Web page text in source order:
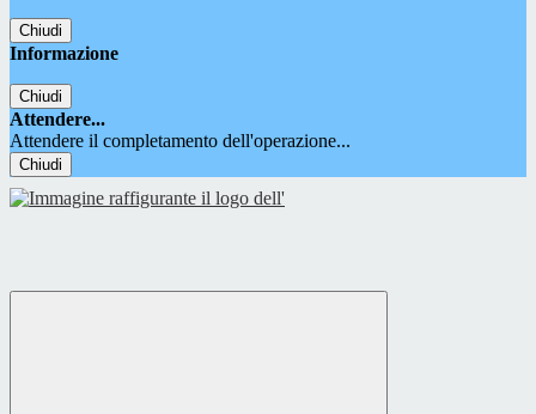
Chiudi
Informazione
Chiudi
Attendere...
Attendere il completamento dell'operazione...
Chiudi